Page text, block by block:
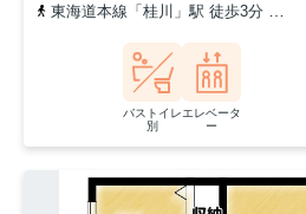
東海道本線「桂川」駅 徒歩3分
バストイレ
別
エレベータ
ー